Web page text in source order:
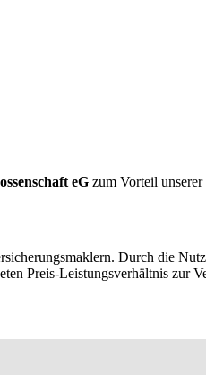
eG zum Vorteil
Durch die
Preis-Leistungsverhältnis zur